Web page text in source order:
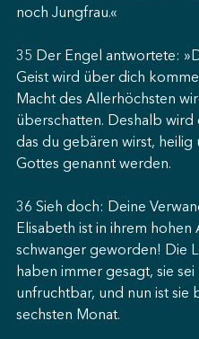
noch Jungfrau.«
35 Der Engel antwortete:
Geist wird über dich
Macht des Allerhöchsten
überschatten. Deshalb wird
das du gebären wirst, heilig
Gottes genannt werden.
36 Sieh doch: Deine
Elisabeth ist in ihrem hohen
schwanger geworden! Die
haben immer gesagt, sie sei
unfruchtbar, und nun ist sie
sechsten Monat.